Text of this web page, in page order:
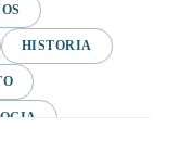
HISTORIA